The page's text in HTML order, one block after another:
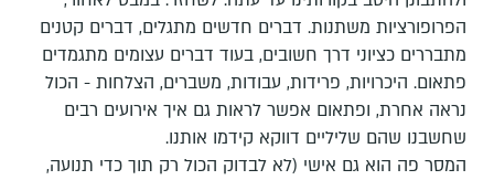
הפרופורציות משתנות. דברים חדשים מתגלים, דברים קטנים
מתבררים כציוני דרך חשובים, בעוד דברים עצומים מתגמדים
פתאום. היכרויות, פרידות, עבודות, משברים, הצלחות - הכול
נראה אחרת, ופתאום אפשר לראות גם איך אירועים רבים
שחשבנו שהם שליליים דווקא קידמו אותנו.
המסר פה הוא גם אישי (לא לבדוק הכול רק תוך כדי תנועה,